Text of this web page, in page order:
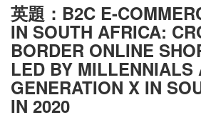
英題：B2C E-
IN SOUTH AFRICA:
BORDER ONLINE
LED BY MILLENNIALS
GENERATION X IN
IN 2020